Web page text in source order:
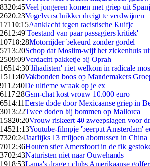
8320:45Veel jongeren komen met griep uit
2620:23Vogelverschrikker dreigt te verdwijnen
17110:15Aanklacht tegen racistische Kuifje
2612:49'Toestand van paar passagiers kritiek'
10718:28Motorrijder bekeurd zonder gordel
5713:20Schop dat Moslim-wijf het ziekenhuis
2509:09Verdacht pakketje bij Oprah
16514:30'Jihadisten' niet welkom in radicale
1511:40Vakbonden boos op Mandemakers
9112:40De ultieme wraak op je ex
6117:28Gsm-chat kost vrouw 10.000 euro
6514:11Eerste dode door Mexicaanse griep in
3013:22Twee doden bij bommen op Mallorca
15820:20Vrouw riskeert 40 zweepslagen voor
14521:13Youtube-filmpje 'beerput Amsterdam'
7320:24Jaarlijks 13 miljoen abortussen in China
7012:36Houten stier Amersfoort in de fik
3702:43Naturisten niet naar Ouwehands
1918:53Lama's dragen clubs Amerikaanse